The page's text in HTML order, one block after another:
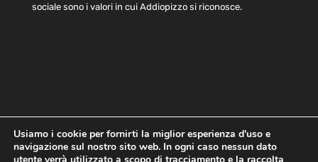
sociale sono i valori in cui Addiopizzo si riconosce.
Home Statuto e bilancio
Contatti
Usiamo i cookie per fornirti la miglior esperienza d'uso e
navigazione sul nostro sito web. In ogni caso nessun dato